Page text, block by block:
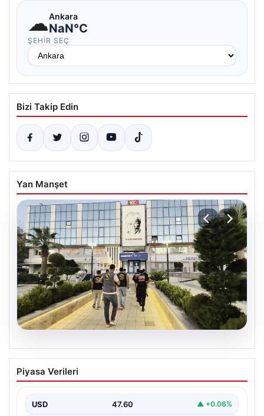
☁Ankara
NaN°C
ŞEHIR SEÇ
Bizi Takip Edin
Yan Manşet
Menderes Belediyesi Soruşturmasında
Firari Başkan Yardımcısı Yakalandı
soruşturma kapsamında, Belediye Başkan Yardımcısı
Rüzgar Sönmez,…
Piyasa Verileri
USD 47.60 ▲ +0.06%